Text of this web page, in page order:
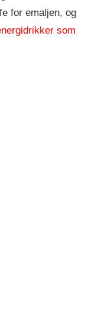
for emaljen, og
som